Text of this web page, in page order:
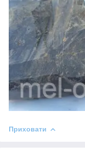
Приховати